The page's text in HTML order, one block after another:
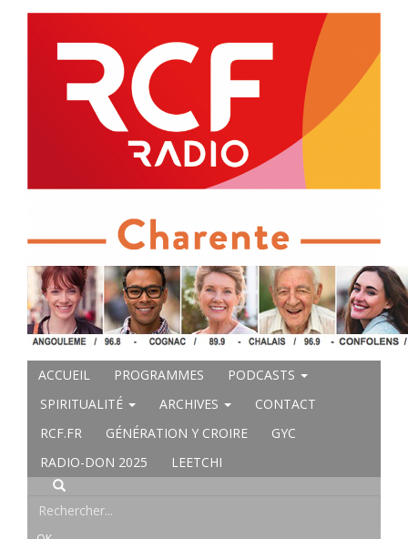
ACCUEIL PROGRAMMES
PODCASTS
SPIRITUALITÉ
ARCHIVES
CONTACT
RCF.FR
GÉNÉRATION Y CROIRE
GYC
RADIO-DON 2025
LEETCHI